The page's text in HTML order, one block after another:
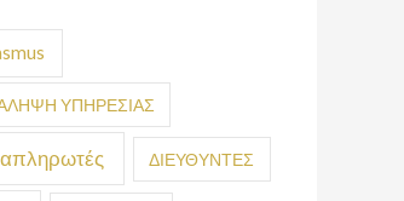
ΥΠΗΡΕΣΙΑΣ
ΔΙΕΥΘΥΝΤΕΣ